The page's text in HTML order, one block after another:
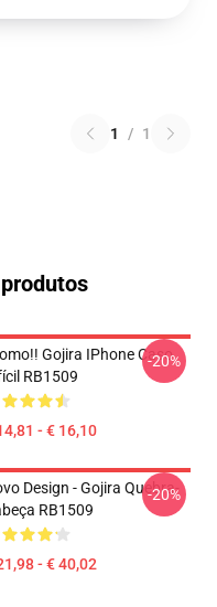
1 / 1
Gojira IPhone Caso
RB1509
- € 16,10
-20%
Design - Gojira Quebra-
RB1509
- € 40,02
-20%